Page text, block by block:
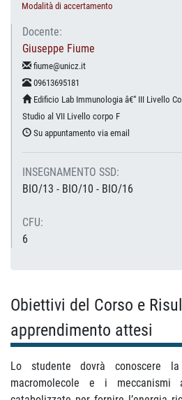
Modalità di accertamento
Docente:
Giuseppe Fiume
fiume@unicz.it
09613695181
Edificio Lab Immunologia â€“ III Livello
Studio al VII Livello corpo F
Su appuntamento via email
INSEGNAMENTO SSD:
BIO/13 - BIO/10 - BIO/16
CFU:
6
Obiettivi del Corso e
apprendimento attesi
Lo studente dovrà conoscere
macromolecole e i